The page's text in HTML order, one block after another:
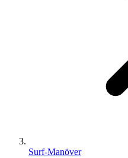
Surf-Manöver